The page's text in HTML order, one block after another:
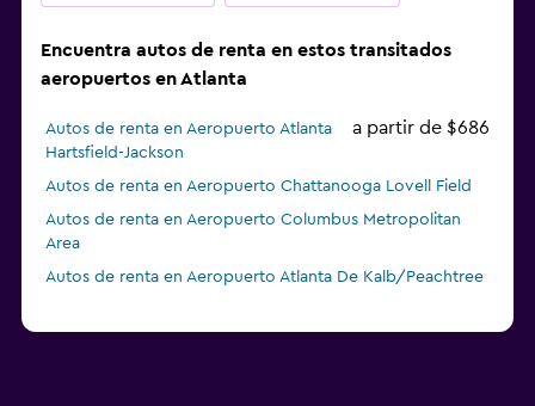
Encuentra autos de renta en estos transitados
aeropuertos en Atlanta
Autos de renta en Aeropuerto Atlanta
Hartsfield-Jackson
a partir de $686
Autos de renta en Aeropuerto Chattanooga Lovell Field
Autos de renta en Aeropuerto Columbus Metropolitan
Area
Autos de renta en Aeropuerto Atlanta De Kalb/Peachtree